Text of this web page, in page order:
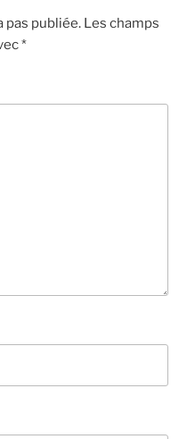
pas publiée. Les champs
*